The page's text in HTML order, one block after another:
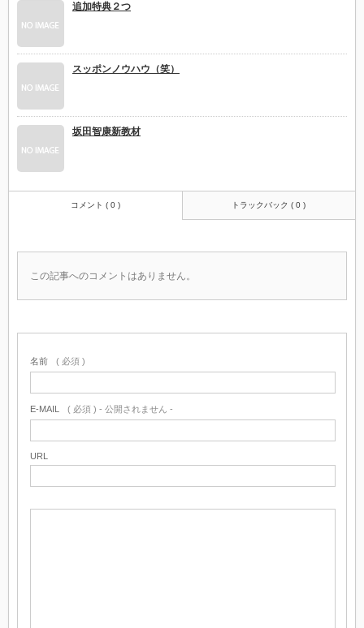
追加特典２つ
スッポンノウハウ（笑）
坂田智康新教材
コメント ( 0 ) トラックバック ( 0 )
この記事へのコメントはありません。
名前 ( 必須 )
E-MAIL ( 必須 ) - 公開されません -
URL